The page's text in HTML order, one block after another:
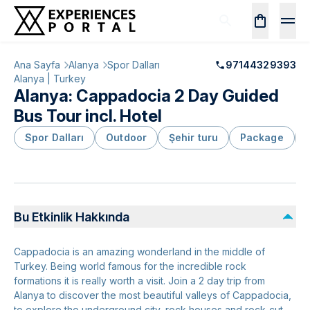
Ana Sayfa Alanya Spor Dalları
97144329393
Alanya | Turkey
Alanya: Cappadocia 2 Day Guided
Bus Tour incl. Hotel
Spor Dalları Outdoor Şehir turu Package
Bu Etkinlik Hakkında
Cappadocia is an amazing wonderland in the middle of
Turkey. Being world famous for the incredible rock
formations it is really worth a visit. Join a 2 day trip from
Alanya to discover the most beautiful valleys of Cappadocia,